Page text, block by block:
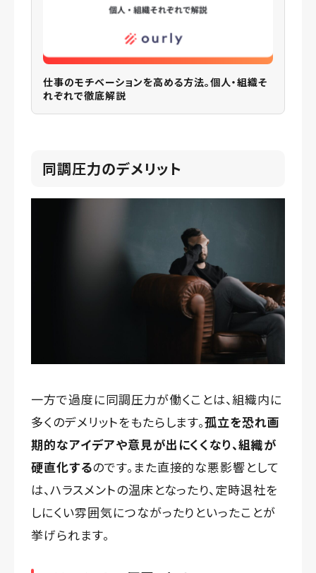
仕事のモチベーションを高める方法。個人・組織そ
れぞれで徹底解説
同調圧力のデメリット
一方で過度に同調圧力が働くことは、組織内に
多くのデメリットをもたらします。孤立を恐れ画
期的なアイデアや意見が出にくくなり、組織が
硬直化するのです。また直接的な悪影響として
は、ハラスメントの温床となったり、定時退社を
しにくい雰囲気につながったりといったことが
挙げられます。